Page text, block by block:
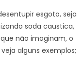
esgoto, seja
soda caustica,
não imaginam, o
alguns exemplos;